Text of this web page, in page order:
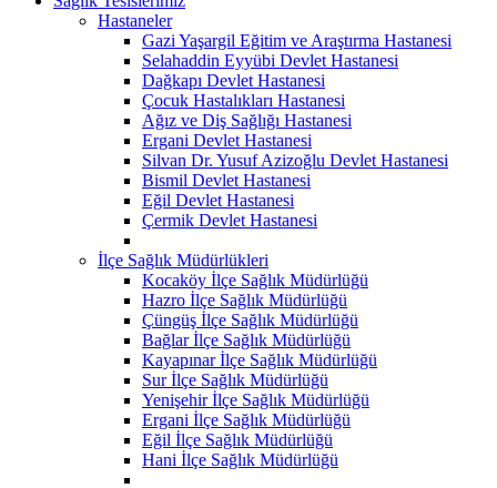
Hastaneler
Gazi Yaşargil Eğitim ve Araştırma Hastanesi
Selahaddin Eyyübi Devlet Hastanesi
Dağkapı Devlet Hastanesi
Çocuk Hastalıkları Hastanesi
Ağız ve Diş Sağlığı Hastanesi
Ergani Devlet Hastanesi
Silvan Dr. Yusuf Azizoğlu Devlet Hastanesi
Bismil Devlet Hastanesi
Eğil Devlet Hastanesi
Çermik Devlet Hastanesi
İlçe Sağlık Müdürlükleri
Kocaköy İlçe Sağlık Müdürlüğü
Hazro İlçe Sağlık Müdürlüğü
Çüngüş İlçe Sağlık Müdürlüğü
Bağlar İlçe Sağlık Müdürlüğü
Kayapınar İlçe Sağlık Müdürlüğü
Sur İlçe Sağlık Müdürlüğü
Yenişehir İlçe Sağlık Müdürlüğü
Ergani İlçe Sağlık Müdürlüğü
Eğil İlçe Sağlık Müdürlüğü
Hani İlçe Sağlık Müdürlüğü